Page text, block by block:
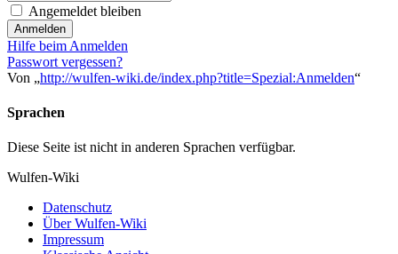
Angemeldet bleiben
Anmelden
Hilfe beim Anmelden
Passwort vergessen?
Von „http://wulfen-wiki.de/index.php?title=Spezial:Anmelden“
Sprachen
Diese Seite ist nicht in anderen Sprachen verfügbar.
Wulfen-Wiki
Datenschutz
Über Wulfen-Wiki
Impressum